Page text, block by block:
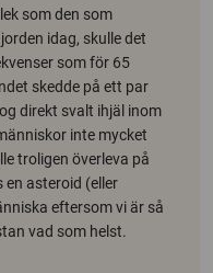
som den som
idag, skulle det
som för 65
skedde på ett par
direkt svalt ihjäl inom
inte mycket
troligen överleva på
en asteroid (eller
eftersom vi är så
vad som helst.